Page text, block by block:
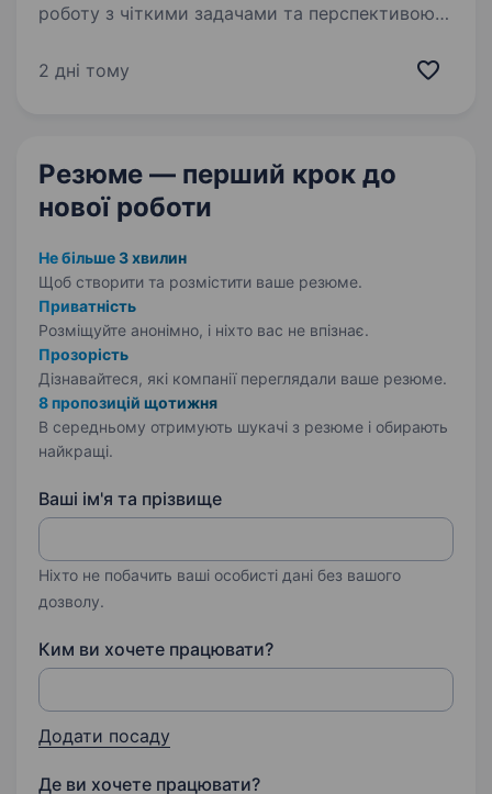
роботу з чіткими задачами та перспективою
до команди, яка працює з IT-інфраструктурою
2 дні тому
Резюме — перший крок до
нової роботи
Не більше 3 хвилин
Щоб створити та розмістити ваше резюме.
Приватність
Розміщуйте анонімно, і ніхто вас не впізнає.
Прозорість
Дізнавайтеся, які компанії переглядали ваше резюме.
8 пропозицій щотижня
В середньому отримують шукачі з резюме і обирають
найкращі.
Ваші ім'я та прізвище
Ніхто не побачить ваші особисті дані без вашого
дозволу.
Ким ви хочете працювати?
Додати посаду
Де ви хочете працювати?